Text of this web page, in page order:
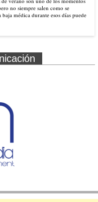
no siempre salen como se
médica durante esos días puede